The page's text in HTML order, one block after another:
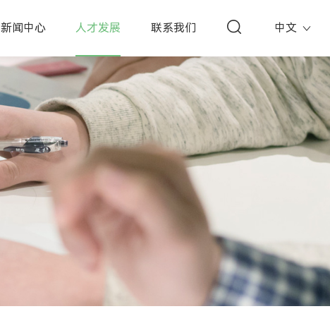
新闻中心 人才发展 联系我们 中文